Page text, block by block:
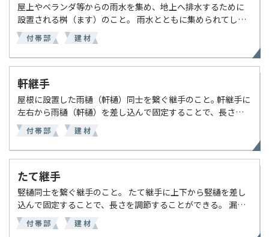
屋上やベランダ等からの雨水を集め、地上へ排水するために
設置される桝（ます）のこと。 雨水とともに集められてしま
うごみが雨樋（縦樋）へ排出されつまりを起こさないよう、
ごみを集め掃除するために設置する。 飾り枡自体にごみが入
[…]
付帯部 建材
軒継手
屋根に設置した雨樋（軒樋）同士を繋ぐ継手のこと｡ 軒継手に
左右から雨樋（軒樋）を差し込んで固定することで、長さを
調節することができる。 形状は差し込まれる雨樋（軒樋）と
同じ断面をしていることが多い。 竪樋同士を繋ぐ継手は […]
付帯部 建材
たて継手
竪樋同士を繋ぐ継手のこと。 たて継手に上下から竪樋を差し
込んで固定することで、長さを調節することができる。 漏れ
を防ぐために上側は竪樋に被せ､下側は差し込んで使用され
る。 形状は差し込まれる竪樋と同じ断面をしたパイプ型で
付帯部 建材